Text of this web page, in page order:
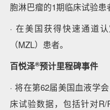
胞淋巴瘤的1期临床试验患
· 在美国获得快速通道
（MZL）患者。
百悦泽®预计里程碑事件
· 将在第62届美国血液学
床试验数据，包括针对R/